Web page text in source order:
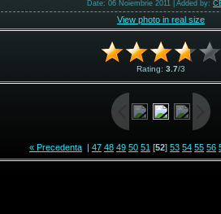
Date: 06 Noiembrie 2011 | Added by:
View photo in real size
Rating: 3.7/3
« Precedenta | 47 48 49 50 51 [52] 53 54 55 56